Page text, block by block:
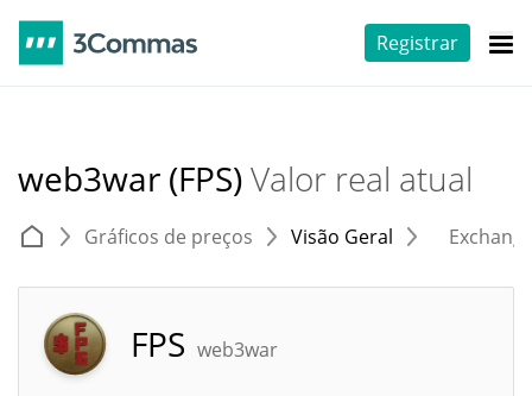
Registrar
web3war (FPS)Valor real atual
Gráficos de preços Visão Geral
FPS web3war